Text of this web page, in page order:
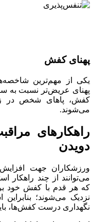
پهنای کفش
یکی از مهم‌ترین
پهنای عریض‌تر نسبت به
کفش، پا‌های شخص در
می‌شوند.
راهکار‌های
دویدن
ورزشکاران جهت
می‌توانند از چند راهکار
که هر قدم با کفش خود
نزدیک می‌شوند؛
نگهداری درست کفش‌ها،